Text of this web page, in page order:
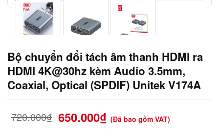
Bộ chuyển đổi tách âm thanh HDMI ra
HDMI 4K@30hz kèm Audio 3.5mm,
Coaxial, Optical (SPDIF) Unitek V174A
720.000₫ 650.000₫ (Đã bao gồm VAT)